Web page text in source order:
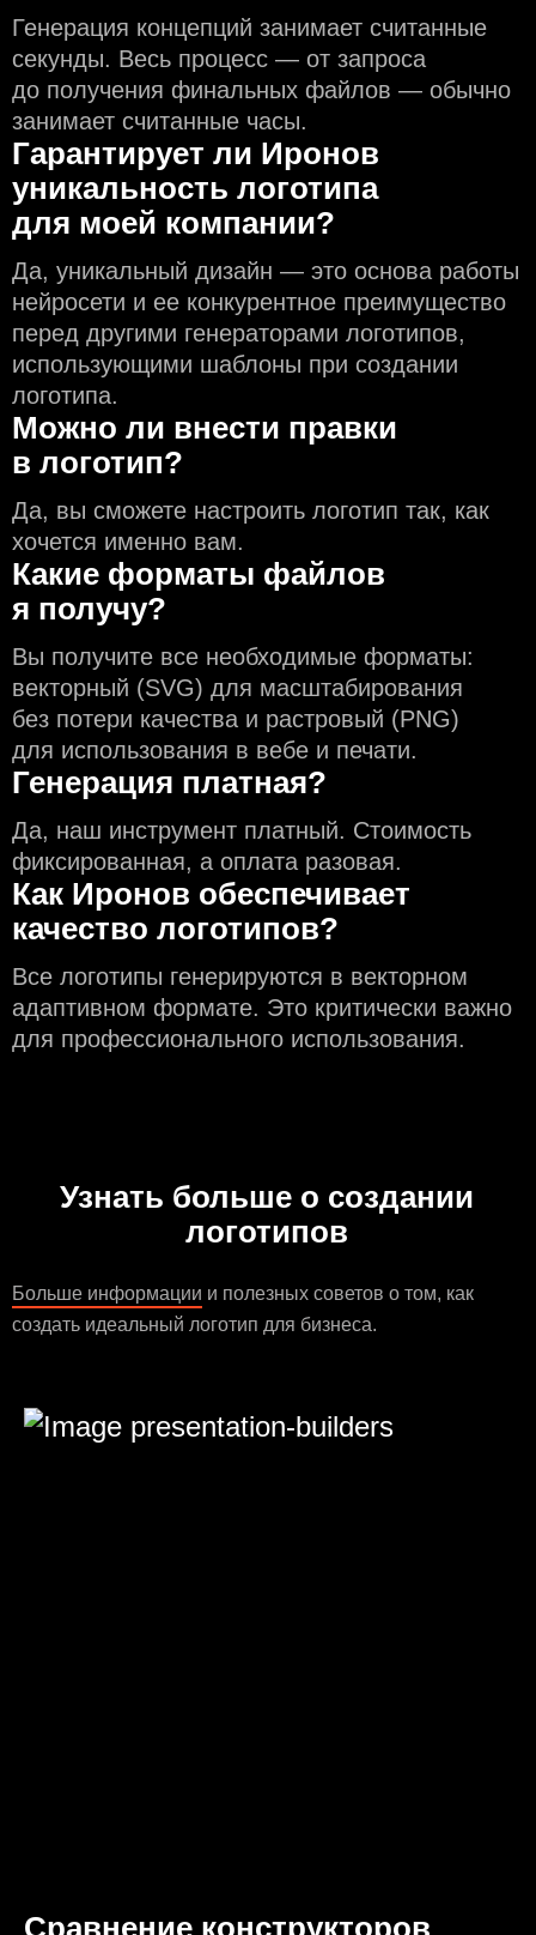
Генерация концепций занимает считанные
секунды. Весь процесс — от запроса
до получения финальных файлов — обычно
занимает считанные часы.
Гарантирует ли Иронов
уникальность логотипа
для моей компании?
Да, уникальный дизайн — это основа работы
нейросети и еe конкурентное преимущество
перед другими генераторами логотипов,
использующими шаблоны при создании
логотипа.
Можно ли внести правки
в логотип?
Да, вы сможете настроить логотип так, как
хочется именно вам.
Какие форматы файлов
я получу?
Вы получите все необходимые форматы:
векторный (SVG) для масштабирования
без потери качества и растровый (PNG)
для использования в вебе и печати.
Генерация платная?
Да, наш инструмент платный. Стоимость
фиксированная, а оплата разовая.
Как Иронов обеспечивает
качество логотипов?
Все логотипы генерируются в векторном
адаптивном формате. Это критически важно
для профессионального использования.
Узнать больше о создании
логотипов
Больше информации и полезных советов о том, как
создать идеальный логотип для бизнеса.